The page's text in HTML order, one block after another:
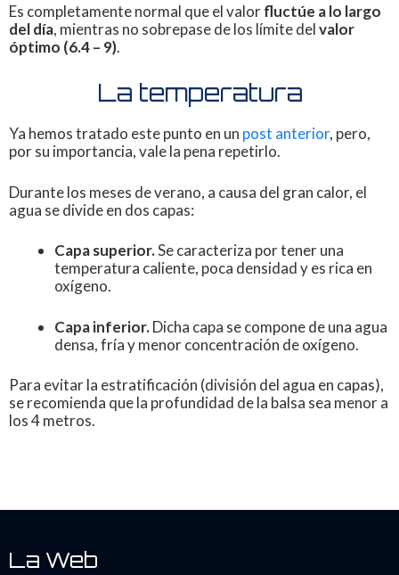
Es completamente normal que el valorfluctúe a lo largo
del día, mientras no sobrepase de los límite delvalor
óptimo (6.4 – 9).
La temperatura
Ya hemos tratado este punto en un post anterior, pero,
por su importancia, vale la pena repetirlo.
Durante los meses de verano, a causa del gran calor, el
agua se divide en dos capas:
Capa superior.Se caracteriza por tener una
temperatura caliente, poca densidad y es rica en
oxígeno.
Capa inferior.Dicha capa se compone de una agua
densa, fría y menor concentración de oxígeno.
Para evitar la estratificación (división del agua en capas),
se recomienda que la profundidad de la balsa sea menor a
los 4 metros.
La Web